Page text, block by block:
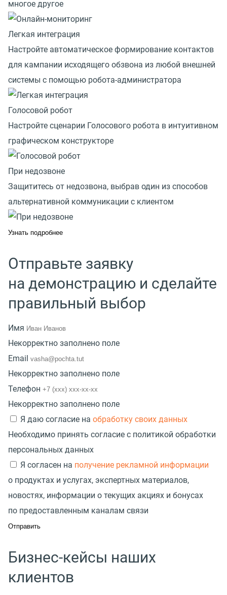
многое другое
Легкая интеграция
Настройте автоматическое формирование контактов
для кампании исходящего обзвона из любой внешней
системы с помощью робота-администратора
Голосовой робот
Настройте сценарии Голосового робота в интуитивном
графическом конструкторе
При недозвоне
Защититесь от недозвона, выбрав один из способов
альтернативной коммуникации с клиентом
Узнать подробнее
Отправьте заявку
на демонстрацию и сделайте
правильный выбор
Имя
Некорректно заполнено поле
Email
Некорректно заполнено поле
Телефон
Некорректно заполнено поле
Я даю согласие на обработку своих данных
Необходимо принять согласие с политикой обработки
персональных данных
Я согласен на получение рекламной информации
о продуктах и услугах, экспертных материалов,
новостях, информации о текущих акциях и бонусах
по предоставленным каналам связи
Бизнес-кейсы наших
клиентов